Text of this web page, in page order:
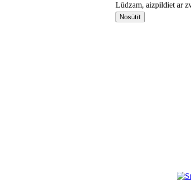
Lūdzam, aizpildiet ar